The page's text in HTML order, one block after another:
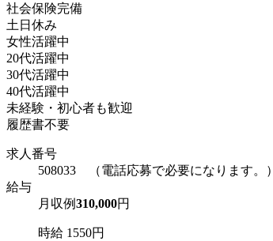
社会保険完備
土日休み
女性活躍中
20代活躍中
30代活躍中
40代活躍中
未経験・初心者も歓迎
履歴書不要
求人番号
508033 （電話応募で必要になります。）
給与
月収例310,000円
時給 1550円